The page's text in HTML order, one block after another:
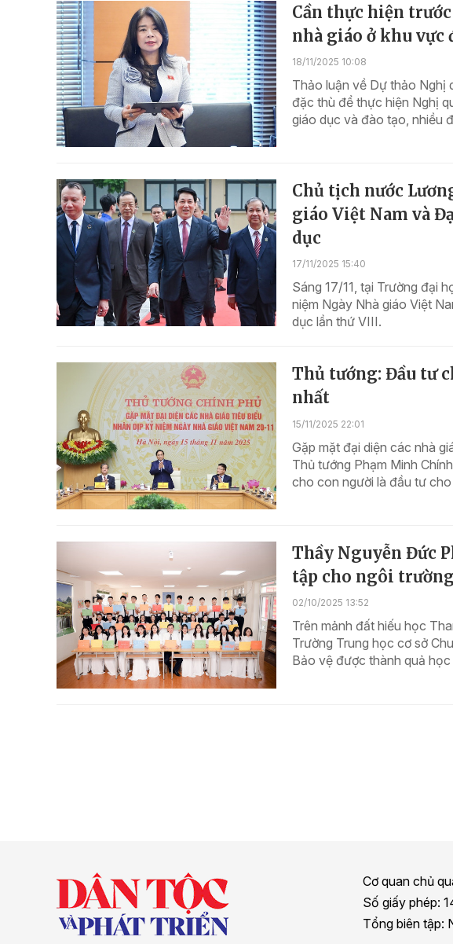
Cần thực hiện
nhà giáo ở khu vực
18/11/2025 10:08
Thảo luận về Dự thảo Nghị
đặc thù để thực hiện Nghị
giáo dục và đào tạo, nhiều
Chủ tịch nước
giáo Việt Nam và
dục
17/11/2025 15:40
Sáng 17/11, tại Trường đại
niệm Ngày Nhà giáo Việt
dục lần thứ VIII.
Thủ tướng: Đầu tư
nhất
15/11/2025 22:01
Gặp mặt đại diện các nhà
Thủ tướng Phạm Minh
cho con người là đầu tư
Thầy Nguyễn Đức
tập cho ngôi
02/10/2025 13:52
Trên mảnh đất hiếu học
Trường Trung học cơ sở
Bảo vệ được thành quả
Cơ quan chủ
Số giấy phép:
Tổng biên tập: